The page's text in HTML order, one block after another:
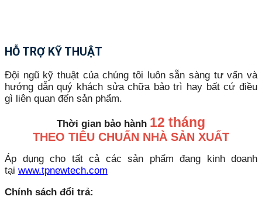
HỖ TRỢ KỸ THUẬT
Đội ngũ kỹ thuật của chúng tôi luôn sẵn sàng tư vấn và
hướng dẫn quý khách sửa chữa bảo trì hay bất cứ điều
gì liên quan đến sản phẩm.
Thời gian bảo hành 12 tháng
THEO TIÊU CHUẨN NHÀ SẢN XUẤT
Áp dụng cho tất cả các sản phẩm đang kinh doanh
tại www.tpnewtech.com
Chính sách đổi trả: